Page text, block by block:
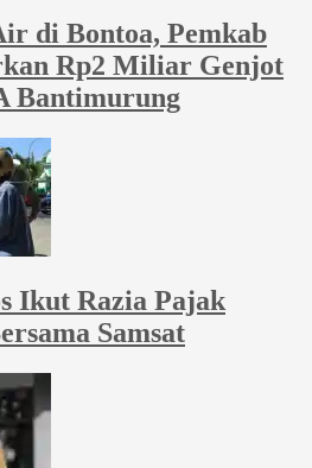
di Bontoa, Pemkab
Rp2 Miliar Genjot
Bantimurung
Ikut Razia Pajak
Samsat